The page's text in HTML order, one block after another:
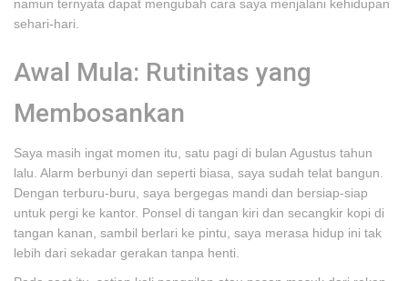
namun ternyata dapat mengubah cara saya menjalani kehidupan
sehari-hari.
Awal Mula: Rutinitas yang
Membosankan
Saya masih ingat momen itu, satu pagi di bulan Agustus tahun
lalu. Alarm berbunyi dan seperti biasa, saya sudah telat bangun.
Dengan terburu-buru, saya bergegas mandi dan bersiap-siap
untuk pergi ke kantor. Ponsel di tangan kiri dan secangkir kopi di
tangan kanan, sambil berlari ke pintu, saya merasa hidup ini tak
lebih dari sekadar gerakan tanpa henti.